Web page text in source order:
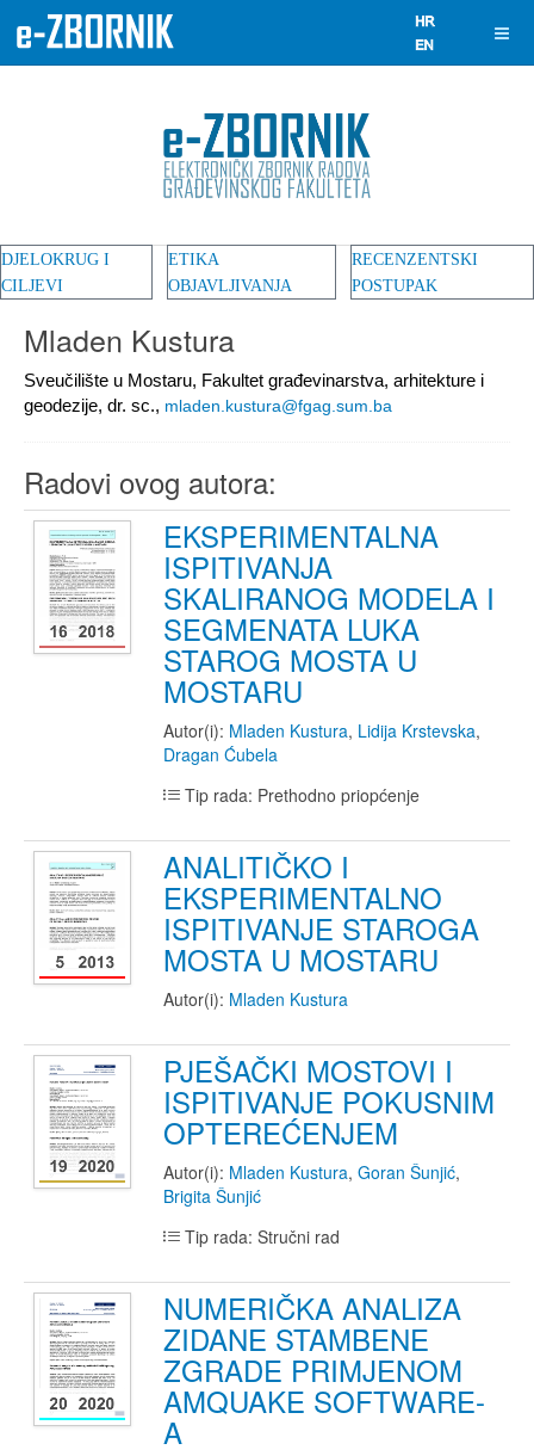
DJELOKRUG I
CILJEVI
ETIKA
OBJAVLJIVANJA
RECENZENTSKI
POSTUPAK
Mladen Kustura
Sveučilište u Mostaru, Fakultet građevinarstva, arhitekture i
geodezije, dr. sc., mladen.kustura@fgag.sum.ba
Radovi ovog autora:
EKSPERIMENTALNA
ISPITIVANJA
SKALIRANOG MODELA I
SEGMENATA LUKA
STAROG MOSTA U
MOSTARU
Autor(i): Mladen Kustura, Lidija Krstevska,
Dragan Ćubela
Tip rada: Prethodno priopćenje
ANALITIČKO I
EKSPERIMENTALNO
ISPITIVANJE STAROGA
MOSTA U MOSTARU
Autor(i): Mladen Kustura
PJEŠAČKI MOSTOVI I
ISPITIVANJE POKUSNIM
OPTEREĆENJEM
Autor(i): Mladen Kustura, Goran Šunjić,
Brigita Šunjić
Tip rada: Stručni rad
NUMERIČKA ANALIZA
ZIDANE STAMBENE
ZGRADE PRIMJENOM
AMQUAKE SOFTWARE-
A